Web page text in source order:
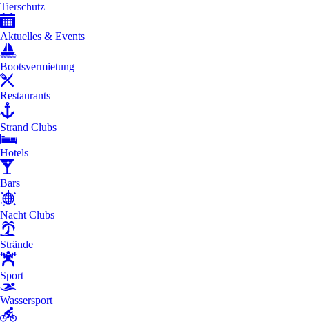
Tierschutz
Aktuelles & Events
Bootsvermietung
Restaurants
Strand Clubs
Hotels
Bars
Nacht Clubs
Strände
Sport
Wassersport